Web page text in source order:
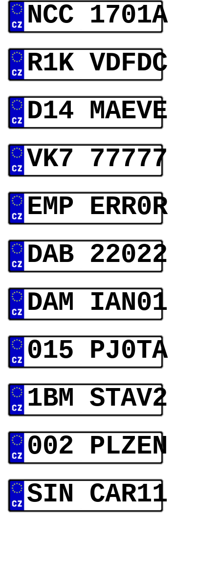
NCC 1701A
R1K VDFDC
D14 MAEVE
VK7 77777
EMP ERR0R
DAB 22022
DAM IAN01
015 PJ0TA
1BM STAV2
002 PLZEN
SIN CAR11